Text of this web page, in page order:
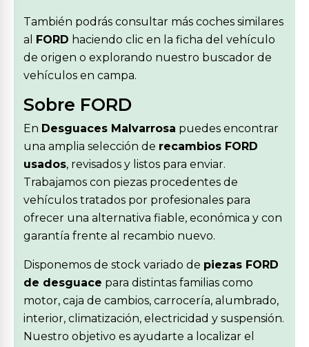
También podrás consultar más coches similares
al FORD haciendo clic en la ficha del vehículo
de origen o explorando nuestro buscador de
vehículos en campa.
Sobre FORD
En Desguaces Malvarrosa puedes encontrar
una amplia selección de recambios FORD
usados, revisados y listos para enviar.
Trabajamos con piezas procedentes de
vehículos tratados por profesionales para
ofrecer una alternativa fiable, económica y con
garantía frente al recambio nuevo.
Disponemos de stock variado de piezas FORD
de desguace para distintas familias como
motor, caja de cambios, carrocería, alumbrado,
interior, climatización, electricidad y suspensión.
Nuestro objetivo es ayudarte a localizar el